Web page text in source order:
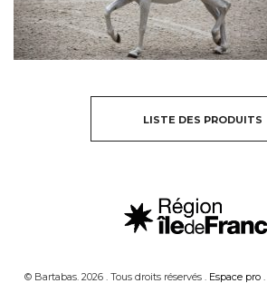
LISTE DES PRODUITS
© Bartabas. 2026 . Tous droits réservés . Espace pro .